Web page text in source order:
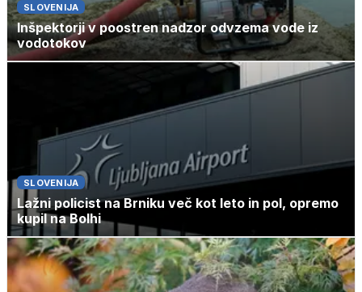
SLOVENIJA
Inšpektorji v poostren nadzor odvzema vode iz
vodotokov
SLOVENIJA
Lažni policist na Brniku več kot leto in pol, opremo
kupil na Bolhi